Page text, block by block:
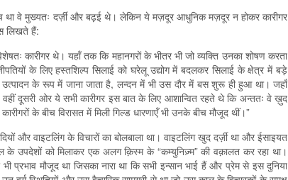
था वे मुख्यतः दर्ज़ी और बढ़ई थे। लेकिन ये मज़दूर आधुनिक मज़दूर न होकर कारीगर
लिखते हैं:
कारीगर थे। यहाँ तक कि महानगरों के भीतर भी जो व्यक्ति उनका शोषण करता
के लिए हस्तशिल्प सिलाई को घरेलू उद्योग में बदलकर सिलाई के क्षेत्र में बड़े
के रूप में जाना जाता है, लन्दन में भी उस दौर में बस शुरू ही हुआ था। जहाँ
दूसरी ओर ये सभी कारीगर इस बात के लिए आशान्वित रहते थे कि अन्ततः वे ख़ुद
के बीच विरासत में मिली गिल्ड धारणाएँ भी उनके बीच मौजूद थीं।”
और वाइटलिंग के विचारों का बोलबाला था। वाइटलिंग खुद दर्ज़ी था और ईसाइयत
के उपदेशों को मिलाकर एक अलग क़िस्म के “कम्युनिज़्म” की वक़ालत कर रहा था।
प्रभाव मौजूद था जिसका नारा था कि सभी इन्सान भाई हैं और प्रेम से इस दुनिया